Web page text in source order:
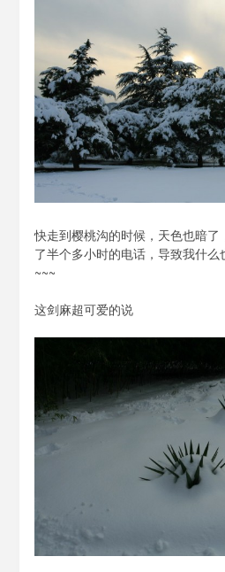
快走到樱桃沟的时候，天色也暗
了半个多小时的电话，导致我什么
~~~
这剑麻超可爱的说